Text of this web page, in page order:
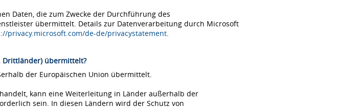
Daten, die zum Zwecke der Durchführung des
übermittelt. Details zur Datenverarbeitung durch Microsoft
privacy.microsoft.com/de-de/privacystatement.
Drittländer) übermittelt?
der Europäischen Union übermittelt.
kann eine Weiterleitung in Länder außerhalb der
sein. In diesen Ländern wird der Schutz von